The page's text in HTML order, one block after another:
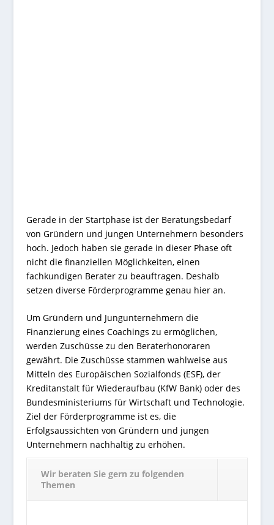
Gerade in der Startphase ist der Beratungsbedarf
von Gründern und jungen Unternehmern besonders
hoch. Jedoch haben sie gerade in dieser Phase oft
nicht die finanziellen Möglichkeiten, einen
fachkundigen Berater zu beauftragen. Deshalb
setzen diverse Förderprogramme genau hier an.
Um Gründern und Jungunternehmern die
Finanzierung eines Coachings zu ermöglichen,
werden Zuschüsse zu den Beraterhonoraren
gewährt. Die Zuschüsse stammen wahlweise aus
Mitteln des Europäischen Sozialfonds (ESF), der
Kreditanstalt für Wiederaufbau (KfW Bank) oder des
Bundesministeriums für Wirtschaft und Technologie.
Ziel der Förderprogramme ist es, die
Erfolgsaussichten von Gründern und jungen
Unternehmern nachhaltig zu erhöhen.
Wir beraten Sie gern zu folgenden
Themen